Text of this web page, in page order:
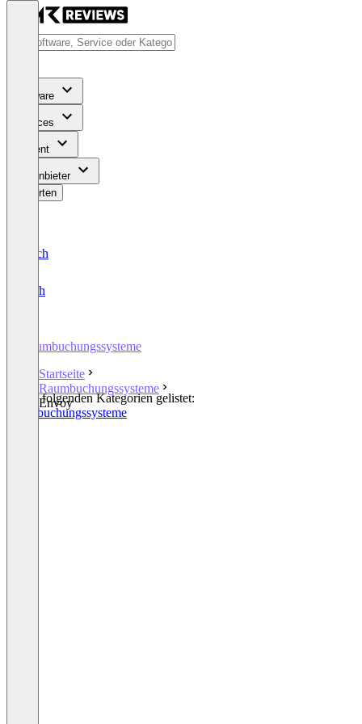
Software
Services
Content
Für Anbieter
Bewerten
Deutsch
English
Raumbuchungssysteme
Startseite
Raumbuchungssysteme
Envoy
In den folgenden Kategorien gelistet:
Raumbuchungssysteme